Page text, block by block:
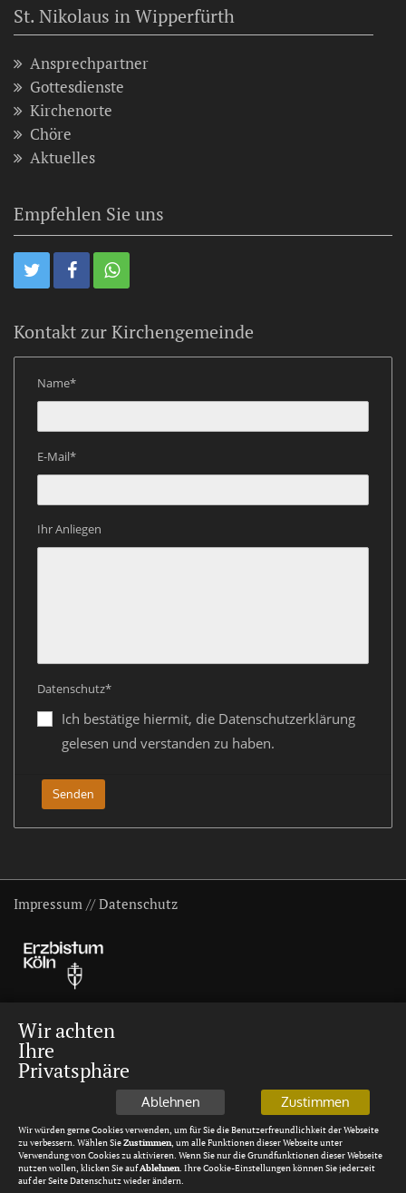
St. Nikolaus in Wipperfürth
Ansprechpartner
Gottesdienste
Kirchenorte
Chöre
Aktuelles
Empfehlen Sie uns
Kontakt zur Kirchengemeinde
Name*
E-Mail*
Ihr Anliegen
Datenschutz*
Ich bestätige hiermit, die Datenschutzerklärung
gelesen und verstanden zu haben.
Impressum //Datenschutz
Wir achten
Ihre
Privatsphäre
Ablehnen Zustimmen
Wir würden gerne Cookies verwenden, um für Sie die Benutzerfreundlichkeit der Webseite
zu verbessern. Wählen SieZustimmen, um alle Funktionen dieser Webseite unter
Verwendung von Cookies zu aktivieren. Wenn Sie nur die Grundfunktionen dieser Webseite
nutzen wollen, klicken Sie aufAblehnen. Ihre Cookie-Einstellungen können Sie jederzeit
auf der Seite Datenschutz wieder ändern.